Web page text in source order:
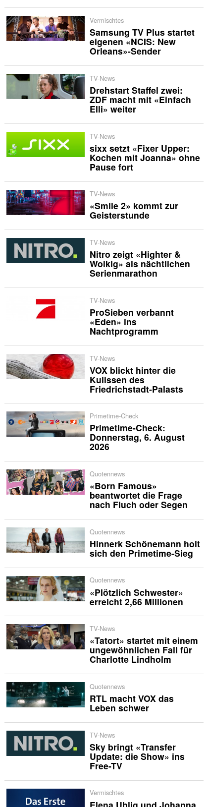
Vermischtes
Samsung TV Plus startet
eigenen «NCIS: New
Orleans»-Sender
TV-News
Drehstart Staffel zwei:
ZDF macht mit «Einfach
Elli» weiter
TV-News
sixx setzt «Fixer Upper:
Kochen mit Joanna» ohne
Pause fort
TV-News
«Smile 2» kommt zur
Geisterstunde
TV-News
Nitro zeigt «Highter &
Wolkig» als nächtlichen
Serienmarathon
TV-News
ProSieben verbannt
«Eden» ins
Nachtprogramm
TV-News
VOX blickt hinter die
Kulissen des
Friedrichstadt-Palasts
Primetime-Check
Primetime-Check:
Donnerstag, 6. August
2026
Quotennews
«Born Famous»
beantwortet die Frage
nach Fluch oder Segen
Quotennews
Hinnerk Schönemann holt
sich den Primetime-Sieg
Quotennews
«Plötzlich Schwester»
erreicht 2,66 Millionen
TV-News
«Tatort» startet mit einem
ungewöhnlichen Fall für
Charlotte Lindholm
Quotennews
RTL macht VOX das
Leben schwer
TV-News
Sky bringt «Transfer
Update: die Show» ins
Free-TV
Vermischtes